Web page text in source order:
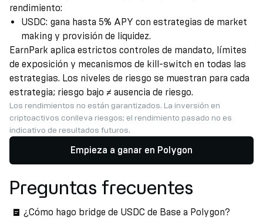
rendimiento:
USDC: gana hasta 5% APY con estrategias de market
making y provisión de liquidez.
EarnPark aplica estrictos controles de mandato, límites
de exposición y mecanismos de kill-switch en todas las
estrategias. Los niveles de riesgo se muestran para cada
estrategia; riesgo bajo ≠ ausencia de riesgo.
Los rendimientos no están garantizados. La inversión en
criptoactivos conlleva riesgos; el rendimiento pasado no es
indicativo de resultados futuros.
Empieza a ganar en Polygon
Preguntas frecuentes
¿Cómo hago bridge de USDC de Base a Polygon?